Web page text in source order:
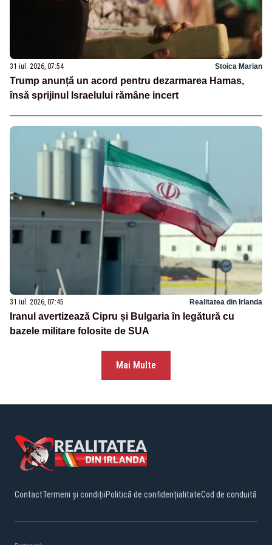
31 iul. 2026, 07:54 Stoica Marian
Trump anunță un acord pentru dezarmarea Hamas,
însă sprijinul Israelului rămâne incert
31 iul. 2026, 07:45 Realitatea din Irlanda
Iranul avertizează Cipru și Bulgaria în legătură cu
bazele militare folosite de SUA
Mai Multe
ContactTermeni și condițiiPolitică de confidențialitateCod de conduită